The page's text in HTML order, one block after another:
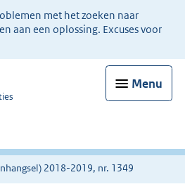
met het zoeken naar
aan een oplossing. Excuses voor
Menu
2018-2019, nr. 1349